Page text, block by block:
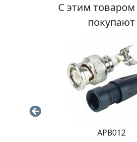
С этим товаром
покупают
APB012